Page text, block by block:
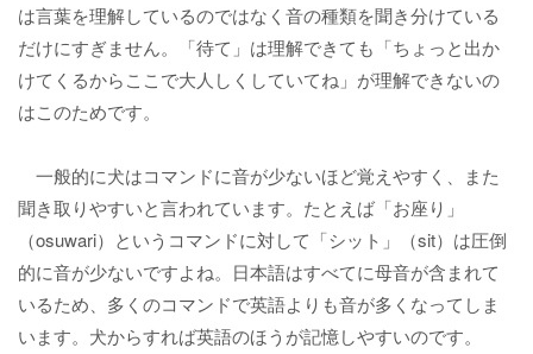
は言葉を理解しているのではなく音の種類を聞き分けている
だけにすぎません。「待て」は理解できても「ちょっと出か
けてくるからここで大人しくしていてね」が理解できないの
はこのためです。
一般的に犬はコマンドに音が少ないほど覚えやすく、また
聞き取りやすいと言われています。たとえば「お座り」
（osuwari）というコマンドに対して「シット」（sit）は圧倒
的に音が少ないですよね。日本語はすべてに母音が含まれて
いるため、多くのコマンドで英語よりも音が多くなってしま
います。犬からすれば英語のほうが記憶しやすいのです。